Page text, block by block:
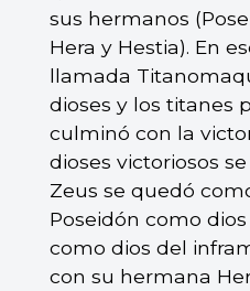
sus hermanos
Hera y Hestia). En
llamada
dioses y los titanes
culminó con la
dioses victoriosos
Zeus se quedó
Poseidón como
como dios del
con su hermana